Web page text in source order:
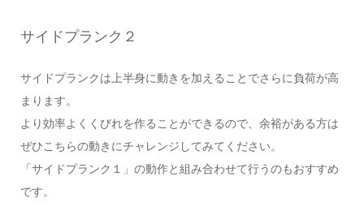
サイドプランク２
サイドプランクは上半身に動きを加えることでさらに負荷が高
まります。
より効率よくくびれを作ることができるので、余裕がある方は
ぜひこちらの動きにチャレンジしてみてください。
「サイドプランク１」の動作と組み合わせて行うのもおすすめ
です。